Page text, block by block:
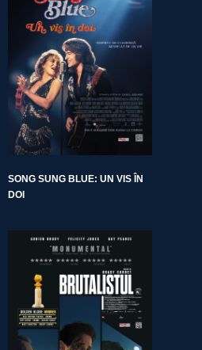
SONG SUNG BLUE: UN VIS ÎN
DOI